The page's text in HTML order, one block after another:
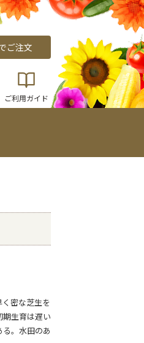
ご注文
ご利用ガイド
密な芝生を
生育は遅い
。水田のあ